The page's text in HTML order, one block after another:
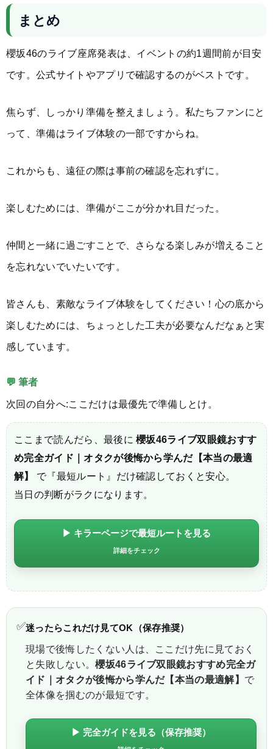
まとめ
櫻坂46のライブ座席発表は、イベントの約1週間前が目安
です。公式サイトやアプリで確認するのがベストです。
焦らず、しっかり準備を整えましょう。私たちファンにと
って、準備はライブ体験の一部ですからね。
これからも、遠征の際は事前の確認を忘れずに。
楽しむためには、準備がここが分かれ目だった。
仲間と一緒に過ごすことで、さらなる楽しみが増えること
を忘れないでいたいです。
皆さんも、素敵なライブ体験をしてください！心の底から
楽しむためには、ちょっとした工夫が必要なんだなぁと実
感しています。
💬 筆者
次回の自分へ:ここだけは最優先で準備しとけ。
ここまで読んだら、最後に櫻坂46ライブ双眼鏡おすす
め完全ガイド｜オタクが後悔から学んだ【本当の最適
解】
で『最短ルート』だけ確認しておくと安心。
当日の判断がラクになります。
▶ キラーページで最短ルートを見る
詳細をチェック
✅迷ったらこれだけ見てOK（保存推奨）
現場で後悔したくない人は、ここだけ先に見ておく
と失敗しない。櫻坂46ライブ双眼鏡おすすめ完全ガ
イド｜オタクが後悔から学んだ【本当の最適解】 で
全体像を掴むのが最短です。
▶ 完全ガイドを見る（保存推奨）